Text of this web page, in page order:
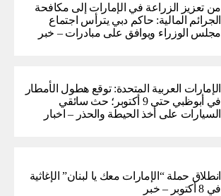
من تعزيز الزراعة في الإمارات إلى مكافحة
الجرائم المالية: حاكم دبي يترأس اجتماع
مجلس الوزراء ويوافق على مبادرات – خبر
الإمارات العربية المتحدة: توقع هطول الأمطار
في أبوظبي حتى 9 أكتوبر؛ حث سائقي
السيارات على أخذ الحيطة والحذر – اخبار
انطلاق حملة “الإمارات معك يا لبنان” الإغاثية
في 8 أكتوبر – خبر